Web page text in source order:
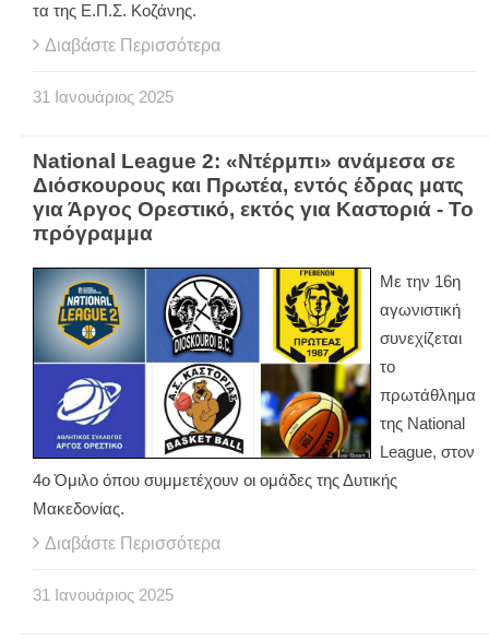
τα της Ε.Π.Σ. Κοζάνης.
Διαβάστε Περισσότερα
31 Ιανουάριος 2025
National League 2: «Ντέρμπι» ανάμεσα σε
Διόσκουρους και Πρωτέα, εντός έδρας ματς
για Άργος Ορεστικό, εκτός για Καστοριά - Το
πρόγραμμα
Με την 16η
αγωνιστική
συνεχίζεται
το
πρωτάθλημα
της National
League, στον
4ο Όμιλο όπου συμμετέχουν οι ομάδες της Δυτικής
Μακεδονίας.
Διαβάστε Περισσότερα
31 Ιανουάριος 2025